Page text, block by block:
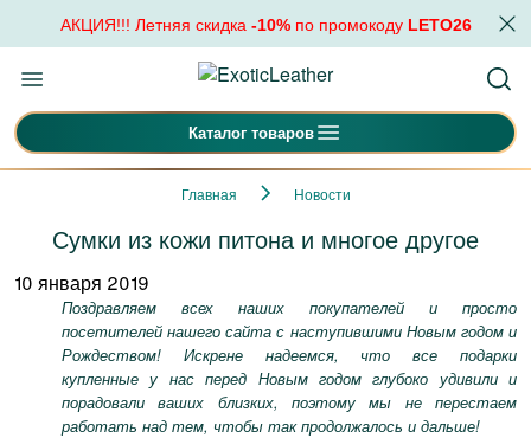
АКЦИЯ!!! Летняя скидка -10%по промокоду LETO26
Каталог товаров
Главная Новости
Сумки из кожи питона и многое другое
10 января 2019
Поздравляем всех наших покупателей и просто
посетителей нашего сайта с наступившими Новым годом и
Рождеством! Искрене надеемся, что все подарки
купленные у нас перед Новым годом глубоко удивили и
порадовали ваших близких, поэтому мы не перестаем
работать над тем, чтобы так продолжалось и дальше!